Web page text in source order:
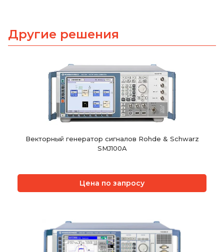
Другие решения
Векторный генератор сигналов Rohde & Schwarz
SMJ100A
Цена по запросу